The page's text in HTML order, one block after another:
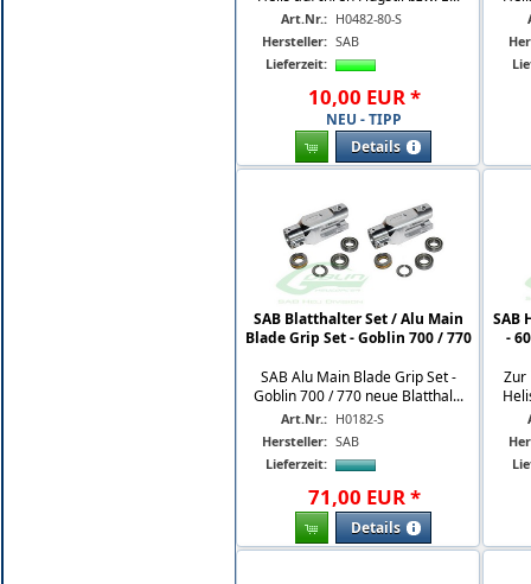
Art.Nr.: H0482-80-S
Hersteller: SAB
Lieferzeit:
10,00 EUR*
NEU - TIPP
Details
SAB Blatthalter Set / Alu Main
Blade Grip Set - Goblin 700 / 770
SAB Alu Main Blade Grip Set -
Goblin 700 / 770 neue Blatthal...
Art.Nr.: H0182-S
Hersteller: SAB
Lieferzeit:
71,00 EUR*
Details
SAB
-
Zur